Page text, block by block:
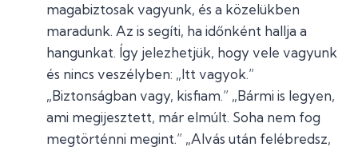
magabiztosak vagyunk, és a közelükben
maradunk. Az is segíti, ha időnként hallja a
hangunkat. Így jelezhetjük, hogy vele vagyunk
és nincs veszélyben: „Itt vagyok.”
„Biztonságban vagy, kisfiam.” „Bármi is legyen,
ami megijesztett, már elmúlt. Soha nem fog
megtörténni megint.” „Alvás után felébredsz,